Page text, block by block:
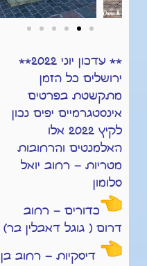
** עדכון יוני 2022**
ירושלים כל הזמן
מתקשטת בפרטים
אינסטגרמיים יפים נכון
לקיץ 2022 אלו
האלמנטים והרחובות
מטריות – רחוב יואל
סלומון
כדורים – רחוב
דרום ( גוגל דאבלין בר)
דיסקיות – רחוב בן